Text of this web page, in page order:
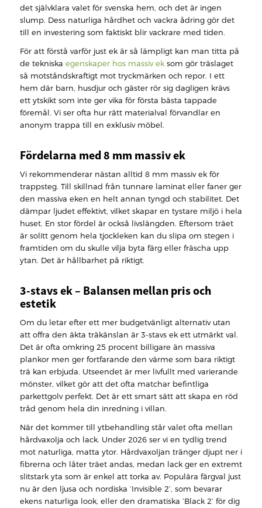
det självklara valet för svenska hem, och det är ingen
slump. Dess naturliga hårdhet och vackra ådring gör det
till en investering som faktiskt blir vackrare med tiden.
För att förstå varför just ek är så lämpligt kan man titta på
de tekniska egenskaper hos massiv eksom gör träslaget
så motståndskraftigt mot tryckmärken och repor. I ett
hem där barn, husdjur och gäster rör sig dagligen krävs
ett ytskikt som inte ger vika för första bästa tappade
föremål. Vi ser ofta hur rätt materialval förvandlar en
anonym trappa till en exklusiv möbel.
Fördelarna med 8 mm massiv ek
Vi rekommenderar nästan alltid 8 mm massiv ek för
trappsteg. Till skillnad från tunnare laminat eller faner ger
den massiva eken en helt annan tyngd och stabilitet. Det
dämpar ljudet effektivt, vilket skapar en tystare miljö i hela
huset. En stor fördel är också livslängden. Eftersom träet
är solitt genom hela tjockleken kan du slipa om stegen i
framtiden om du skulle vilja byta färg eller fräscha upp
ytan. Det är hållbarhet på riktigt.
3-stavs ek – Balansen mellan pris och
estetik
Om du letar efter ett mer budgetvänligt alternativ utan
att offra den äkta träkänslan är 3-stavs ek ett utmärkt val.
Det är ofta omkring 25 procent billigare än massiva
plankor men ger fortfarande den värme som bara riktigt
trä kan erbjuda. Utseendet är mer livfullt med varierande
mönster, vilket gör att det ofta matchar befintliga
parkettgolv perfekt. Det är ett smart sätt att skapa en röd
tråd genom hela din inredning i villan.
När det kommer till ytbehandling står valet ofta mellan
hårdvaxolja och lack. Under 2026 ser vi en tydlig trend
mot naturliga, matta ytor. Hårdvaxoljan tränger djupt ner i
fibrerna och låter träet andas, medan lack ger en extremt
slitstark yta som är enkel att torka av. Populära färgval just
nu är den ljusa och nordiska ’Invisible 2’, som bevarar
ekens naturliga look, eller den dramatiska ’Black 2’ för dig